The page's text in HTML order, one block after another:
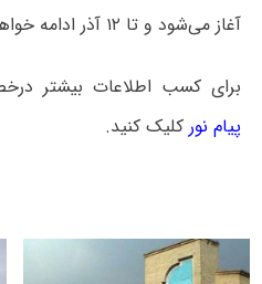
آغاز می‌شود و تا ۱۲ آذر ادامه خواهد داشت.
برای کسب اطلاعات بیشتر
پیام نور کلیک کنید.